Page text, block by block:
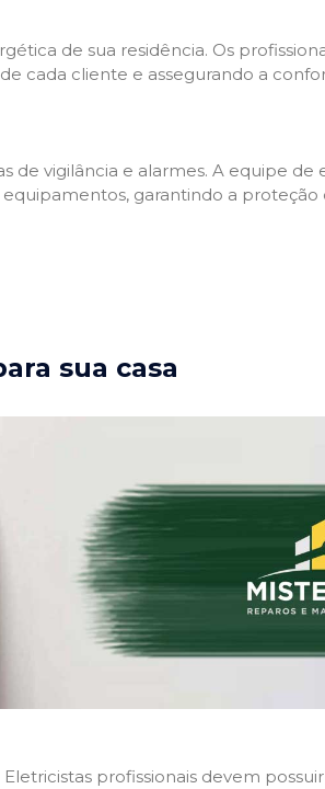
de sua residência. Os
cada cliente e assegurando a
de vigilância e alarmes. A equipe de
garantindo a proteção
sua casa
profissionais devem